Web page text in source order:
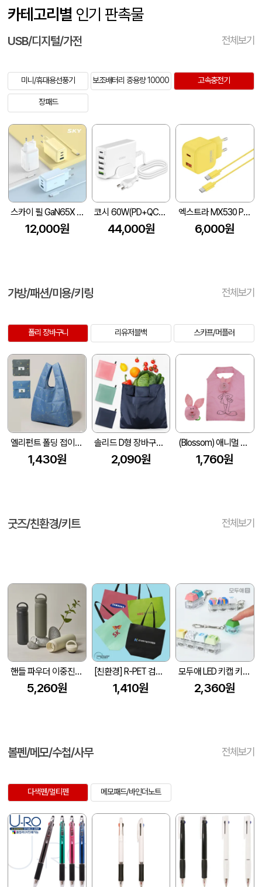
카테고리별 인기 판촉물
USB/디지털/가전 전체보기
미니/휴대용선풍기 보조배터리 중용량 10000 고속충전기
장패드
스카이 필 GaN65X 4세대 초미니 65W 멀티 3포트 PD 초고속 충전 어댑터+1.2M 케이블
12,000원
코시 60W(PD+QC3.0) 5포트 멀티 고속 충전기
44,000원
엑스트라 MX530 PD PPS 초고속 듀얼 충전기
6,000원
가방/패션/미용/키링 전체보기
폴리 장바구니 리유저블백 스카프/머플러
엘리펀트 폴딩 접이식 장바구니 (290x500mm)
1,430원
솔리드 D형 장바구니(부착형) (420x380mm)
2,090원
(Blossom) 애니멀 포켓 장바구니 (1) 1P
1,760원
굿즈/친환경/키트 전체보기
핸들 파우더 이중진공 스텐텀블러 500ml 손잡이 텀블러
5,260원
[친환경] R-PET 검정내피 리유저블백 (4색/중형/170g)(450x150x400mm)
1,410원
모두애 LED 키캡 키링 굿즈
2,360원
볼펜/메모/수첩/사무 전체보기
다색펜/멀티펜 메모패드/바인더노트